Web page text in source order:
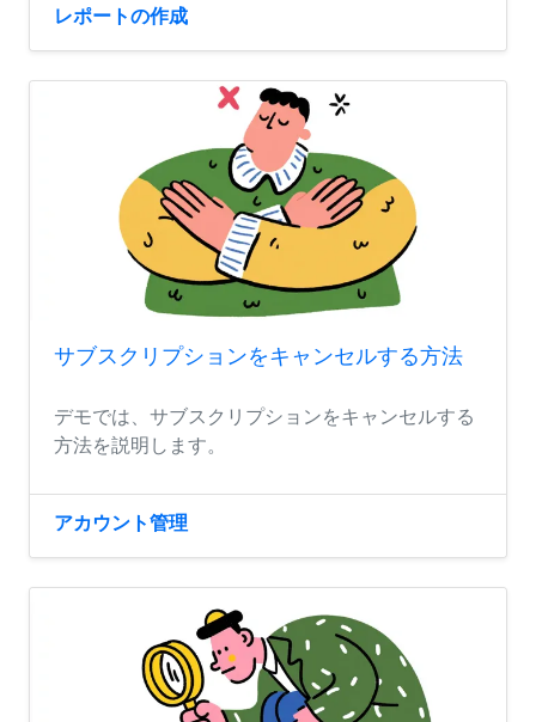
レポートの作成
サブスクリプションをキャンセルする方法
デモでは、サブスクリプションをキャンセルする
方法を説明します。
アカウント管理